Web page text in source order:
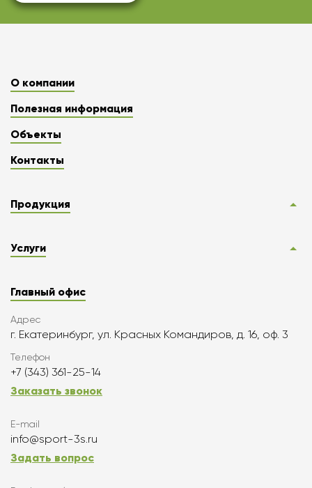
О компании
Полезная информация
Объекты
Контакты
Продукция
Услуги
Главный офис
Адрес
г. Екатеринбург, ул. Красных Командиров, д. 16, оф. 3
Телефон
+7 (343) 361-25-14
Заказать звонок
E-mail
info@sport-3s.ru
Задать вопрос